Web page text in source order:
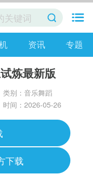
资讯 专题
炼最新版
类别：音乐舞蹈
时间：2026-05-26
下载